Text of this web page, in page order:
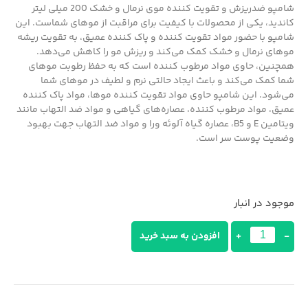
شامپو ضدریزش و تقویت کننده موی نرمال و خشک 200 میلی لیتر
کاندید، یکی از محصولات با کیفیت برای مراقبت از موهای شماست. این
شامپو با حضور مواد تقویت کننده و پاک کننده عمیق، به تقویت ریشه
موهای نرمال و خشک کمک می‌کند و ریزش مو را کاهش می‌دهد.
همچنین، حاوی مواد مرطوب کننده است که به حفظ رطوبت موهای
شما کمک می‌کند و باعث ایجاد حالتی نرم و لطیف در موهای شما
می‌شود. این شامپو حاوی مواد تقویت کننده موها، مواد پاک کننده
عمیق، مواد مرطوب کننده، عصاره‌های گیاهی و مواد ضد التهاب مانند
ویتامین E و B5، عصاره گیاه آلوئه ورا و مواد ضد التهاب جهت بهبود
وضعیت پوست سر است.
موجود در انبار
-
+ افزودن به سبد خرید